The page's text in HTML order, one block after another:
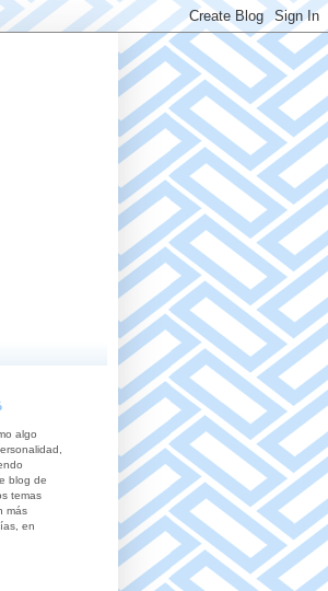
algo
blog de
temas
más
en